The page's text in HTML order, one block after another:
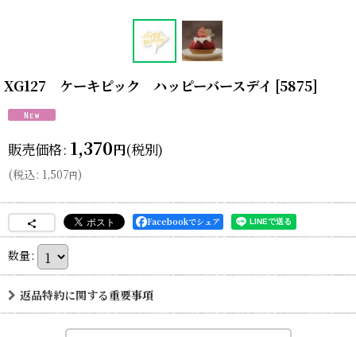
XG127 ケーキピック ハッピーバースデイ [5875]
販売価格: 1,370円(税別)
(税込: 1,507円)
Facebookでシェア
数量:
返品特約に関する重要事項